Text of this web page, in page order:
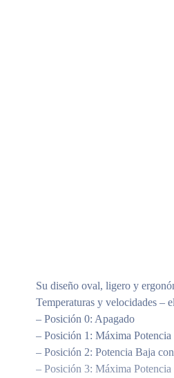
Su diseño oval, ligero y
Temperaturas y velocidades –
– Posición 0: Apagado
– Posición 1: Máxima
– Posición 2: Potencia Baja
– Posición 3: Máxima